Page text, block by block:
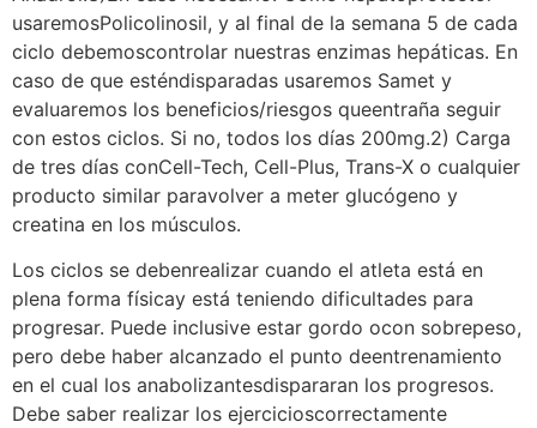
usaremosPolicolinosil, y al final de la semana 5 de cada
ciclo debemoscontrolar nuestras enzimas hepáticas. En
caso de que esténdisparadas usaremos Samet y
evaluaremos los beneficios/riesgos queentraña seguir
con estos ciclos. Si no, todos los días 200mg.2) Carga
de tres días conCell-Tech, Cell-Plus, Trans-X o cualquier
producto similar paravolver a meter glucógeno y
creatina en los músculos.
Los ciclos se debenrealizar cuando el atleta está en
plena forma físicay está teniendo dificultades para
progresar. Puede inclusive estar gordo ocon sobrepeso,
pero debe haber alcanzado el punto deentrenamiento
en el cual los anabolizantesdispararan los progresos.
Debe saber realizar los ejercicioscorrectamente